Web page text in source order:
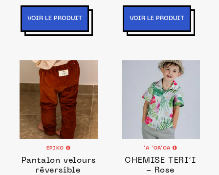
VOIR LE PRODUIT VOIR LE PRODUIT
EPIKO
Pantalon velours
réversible
‘A ’OA’OA
CHEMISE TERI’I
- Rose